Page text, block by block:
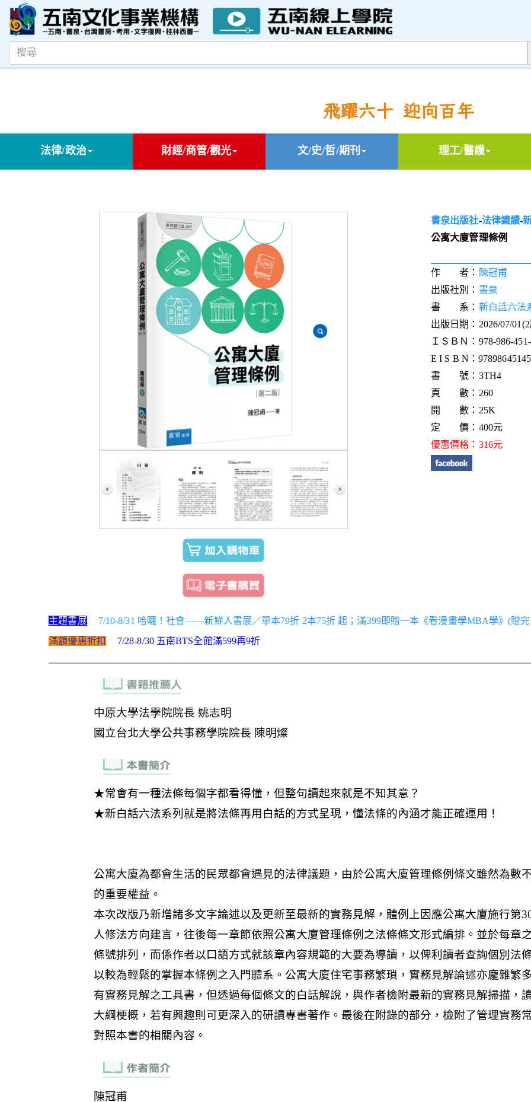
飛躍六十 迎向百年
法律/政治 財經/商管/觀光 文/史/哲/期刊 理工/醫護
書泉出版社-法律識讀-
公寓大廈管理條例
作 者： 陳冠甫
出版社別： 書泉
書 系： 新白話六法
出版日期：2026/07/
ＩＳＢＮ：978-986-
E I S B N：
書 號：3TH4
頁 數：260
開 數：25K
定 價：400元
優惠價格：316元
主題書展
7/10-8/31 哈囉！社會——新鮮人書展／單本79折 2本75折 起；滿399即贈一本《看漫畫學MBA學》(贈
滿額優惠折扣
7/28-8/30 五南BTS全館滿599再9折